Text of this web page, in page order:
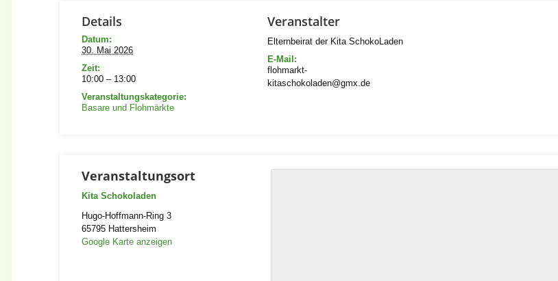
Details
Datum:
30. Mai 2026
Zeit:
10:00 – 13:00
Veranstaltungskategorie:
Basare und Flohmärkte
Veranstalter
Elternbeirat der Kita SchokoLaden
E-Mail:
flohmarkt-
kitaschokoladen@gmx.de
Veranstaltungsort
Kita Schokoladen
Hugo-Hoffmann-Ring 3
65795 Hattersheim
Google Karte anzeigen